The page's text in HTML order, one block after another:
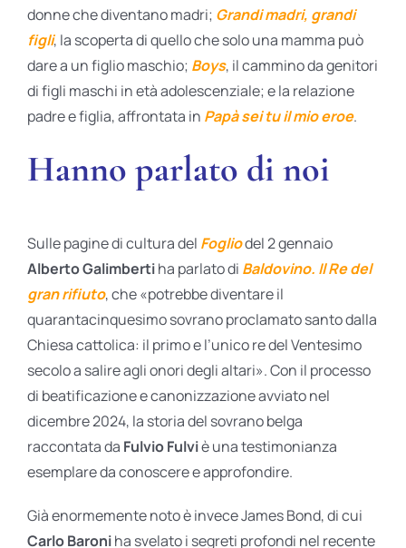
donne che diventano madri; Grandi madri, grandi
figli, la scoperta di quello che solo una mamma può
dare a un figlio maschio; Boys, il cammino da genitori
di figli maschi in età adolescenziale; e la relazione
padre e figlia, affrontata in Papà sei tu il mio eroe.
Hanno parlato di noi
Sulle pagine di cultura del Fogliodel 2 gennaio
Alberto Galimbertiha parlato di Baldovino. Il Re del
gran rifiuto, che «potrebbe diventare il
quarantacinquesimo sovrano proclamato santo dalla
Chiesa cattolica: il primo e l’unico re del Ventesimo
secolo a salire agli onori degli altari». Con il processo
di beatificazione e canonizzazione avviato nel
dicembre 2024, la storia del sovrano belga
raccontata da Fulvio Fulviè una testimonianza
esemplare da conoscere e approfondire.
Già enormemente noto è invece James Bond, di cui
Carlo Baroniha svelato i segreti profondi nel recente